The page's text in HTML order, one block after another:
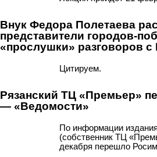
Внук Федора Полетаева
представители городов-
«прослушки» разговоров с
Цитируем.
Рязанский ТЦ «Премьер»
— «Ведомости»
По информации
(собственник ТЦ
декабря перешло